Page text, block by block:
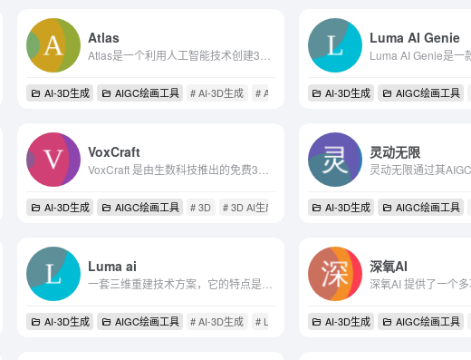
# ai
Atlas
AI-3D生成 AIGC绘画工具 # AI-3D生成 # AI驱动的3D建模 # 建筑可视化
Luma AI Genie
AI-3D生成 AIGC绘画工具
# theeefiner工具
VoxCraft
AI-3D生成 AIGC绘画工具 # 3D # 3D AI生成 # AI-3D生成
灵动无限
AI-3D生成 AIGC绘画工具
# 51建模网
Luma ai
AI-3D生成 AIGC绘画工具 # AI-3D生成 # Luma AI # 三维场景
深氧AI
AI-3D生成 AIGC绘画工具